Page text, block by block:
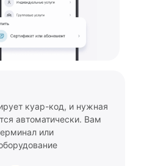
куар-код, и нужная
автоматически. Вам
или